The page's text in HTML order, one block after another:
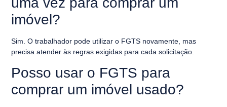
imóvel?
Sim. O trabalhador pode utilizar o FGTS novamente, mas
precisa atender às regras exigidas para cada solicitação.
Posso usar o FGTS para
comprar um imóvel usado?